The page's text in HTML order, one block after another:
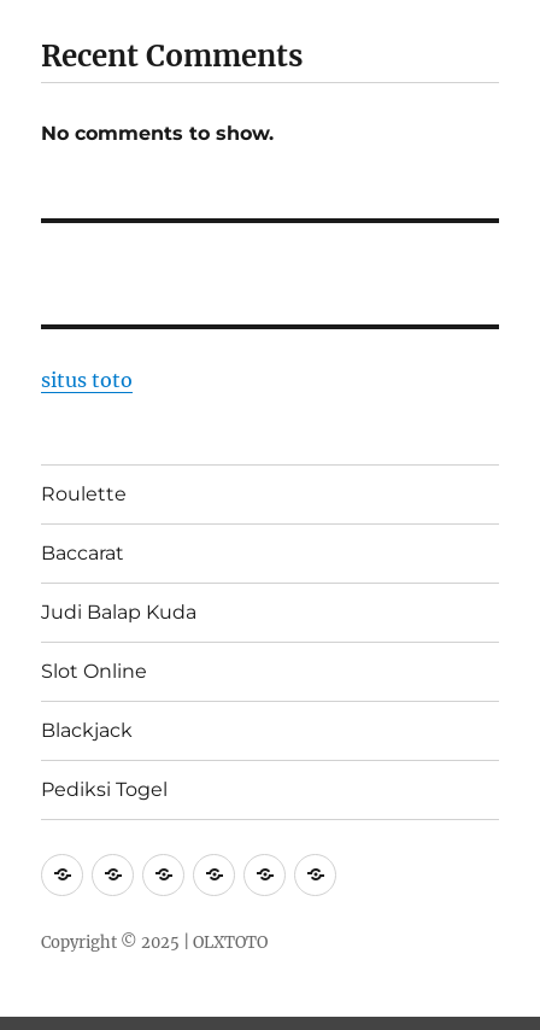
Recent Comments
No comments to show.
situs toto
Roulette
Baccarat
Judi Balap Kuda
Slot Online
Blackjack
Pediksi Togel
RouletteBaccarat
Judi
Balap
Kuda
Slot
Online
BlackjackPediksi
Copyright © 2025 |OLXTOTO